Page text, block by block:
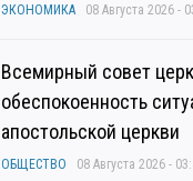
ЭКОНОМИКА 08 Августа 2026 -
Всемирный совет
обеспокоенность
апостольской церкви
ОБЩЕСТВО 08 Августа 2026 -